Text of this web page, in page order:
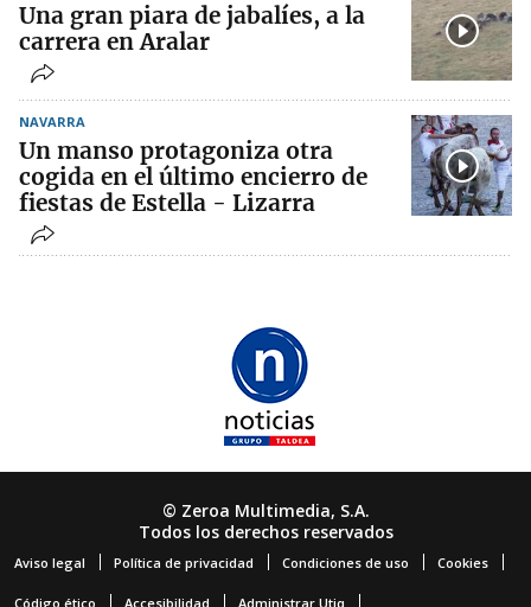
Una gran piara de jabalíes, a la
carrera en Aralar
NAVARRA
Un manso protagoniza otra
cogida en el último encierro de
fiestas de Estella - Lizarra
© Zeroa Multimedia, S.A.
Todos los derechos reservados
Aviso legal Política de privacidad Condiciones de uso Cookies
Código ético Accesibilidad Administrar Utiq